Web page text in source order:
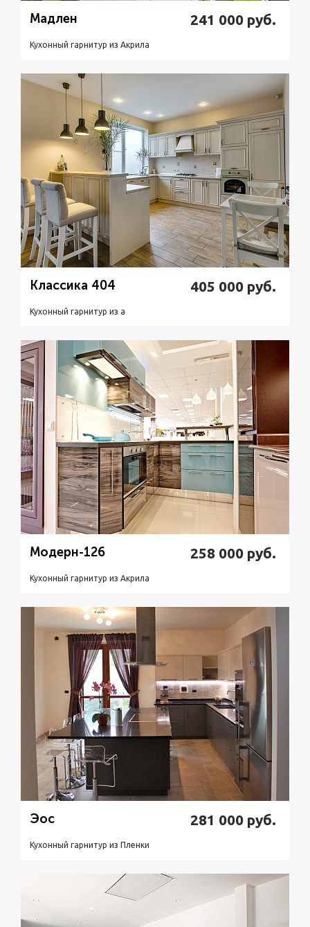
Мадлен 241 000 руб.
Кухонный гарнитур из Акрилa
Подробнее Узнать стоимость
Классика 404 405 000 руб.
Кухонный гарнитур из a
Подробнее Узнать стоимость
Модерн-126 258 000 руб.
Кухонный гарнитур из Акрилa
Подробнее Узнать стоимость
Эос 281 000 руб.
Кухонный гарнитур из Пленки
Подробнее Узнать стоимость